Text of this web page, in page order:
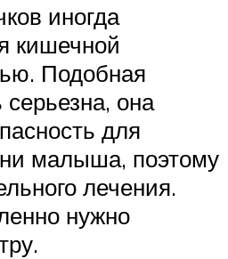
иногда
кишечной
Подобная
она
для
малыша, поэтому
лечения.
нужно